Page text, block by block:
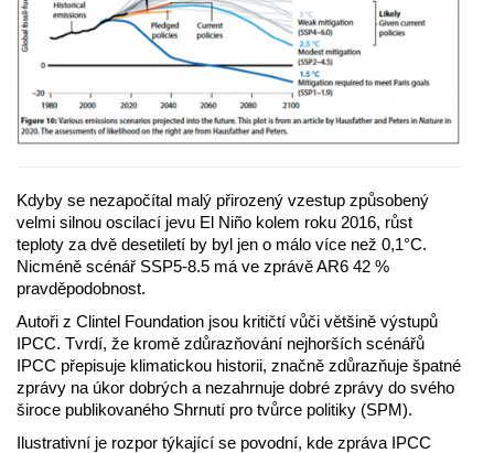
Kdyby se nezapočítal malý přirozený vzestup způsobený
velmi silnou oscilací jevu El Niño kolem roku 2016, růst
teploty za dvě desetiletí by byl jen o málo více než 0,1°C.
Nicméně scénář SSP5-8.5 má ve zprávě AR6 42 %
pravděpodobnost.
Autoři z Clintel Foundation jsou kritičtí vůči většině výstupů
IPCC. Tvrdí, že kromě zdůrazňování nejhorších scénářů
IPCC přepisuje klimatickou historii, značně zdůrazňuje špatné
zprávy na úkor dobrých a nezahrnuje dobré zprávy do svého
široce publikovaného Shrnutí pro tvůrce politiky (SPM).
Ilustrativní je rozpor týkající se povodní, kde zpráva IPCC